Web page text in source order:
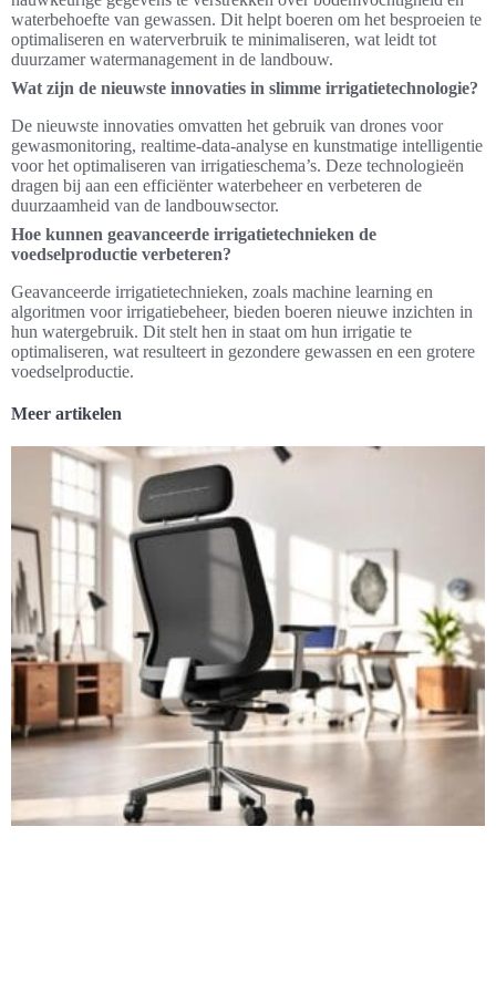
waterbehoefte van gewassen. Dit helpt boeren om het besproeien te
optimaliseren en waterverbruik te minimaliseren, wat leidt tot
duurzamer watermanagement in de landbouw.
Wat zijn de nieuwste innovaties in slimme irrigatietechnologie?
De nieuwste innovaties omvatten het gebruik van drones voor
gewasmonitoring, realtime-data-analyse en kunstmatige intelligentie
voor het optimaliseren van irrigatieschema’s. Deze technologieën
dragen bij aan een efficiënter waterbeheer en verbeteren de
duurzaamheid van de landbouwsector.
Hoe kunnen geavanceerde irrigatietechnieken de
voedselproductie verbeteren?
Geavanceerde irrigatietechnieken, zoals machine learning en
algoritmen voor irrigatiebeheer, bieden boeren nieuwe inzichten in
hun watergebruik. Dit stelt hen in staat om hun irrigatie te
optimaliseren, wat resulteert in gezondere gewassen en een grotere
voedselproductie.
Meer artikelen